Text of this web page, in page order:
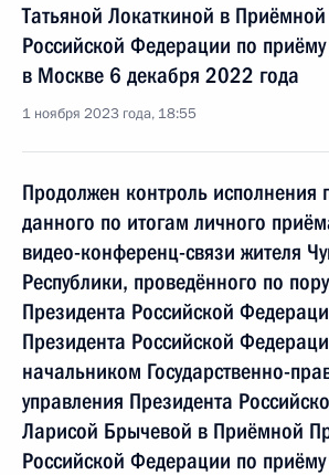
Татьяной Локаткиной в
Российской Федерации по
в Москве 6 декабря 2022 года
1 ноября 2023 года, 18:55
Продолжен контроль исполнения
данного по итогам личного
видео-конференц-связи жителя
Республики, проведённого по
Президента Российской
Президента Российской
начальником Государственно-
управления Президента
Ларисой Брычевой в Приёмной
Российской Федерации по